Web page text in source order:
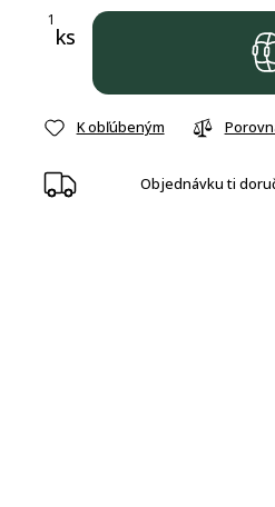
ks
K obľúbeným
Objednávku ti